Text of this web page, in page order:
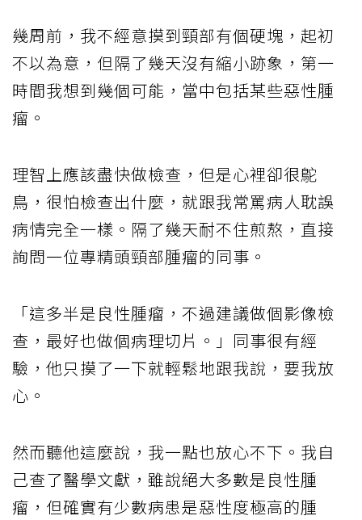
幾周前，我不經意摸到頸部有個硬塊，起初
不以為意，但隔了幾天沒有縮小跡象，第一
時間我想到幾個可能，當中包括某些惡性腫
瘤。
理智上應該盡快做檢查，但是心裡卻很鴕
鳥，很怕檢查出什麼，就跟我常罵病人耽誤
病情完全一樣。隔了幾天耐不住煎熬，直接
詢問一位專精頭頸部腫瘤的同事。
「這多半是良性腫瘤，不過建議做個影像檢
查，最好也做個病理切片。」同事很有經
驗，他只摸了一下就輕鬆地跟我說，要我放
心。
然而聽他這麼說，我一點也放心不下。我自
己查了醫學文獻，雖說絕大多數是良性腫
瘤，但確實有少數病患是惡性度極高的腫